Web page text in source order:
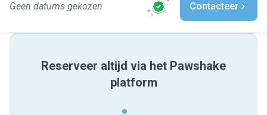
Geen datums gekozen Contacteer
Reserveer altijd via het Pawshake
platform